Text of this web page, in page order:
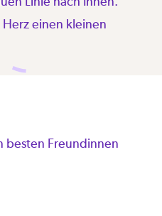
einen kleinen
besten Freundinnen